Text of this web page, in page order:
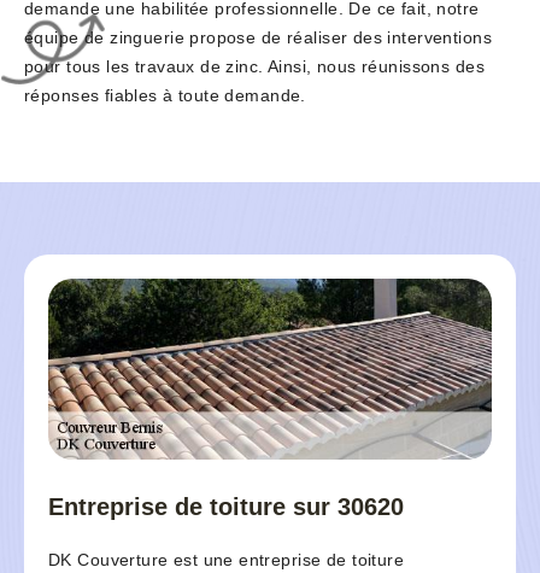
demande une habilitée professionnelle. De ce fait, notre
équipe de zinguerie propose de réaliser des interventions
pour tous les travaux de zinc. Ainsi, nous réunissons des
réponses fiables à toute demande.
Entreprise de toiture sur 30620
DK Couverture est une entreprise de toiture